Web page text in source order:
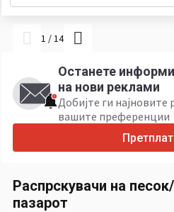
1 /14
Останете
на нови реклами
Добијте ги најновите
вашите преференции
Распрскувачи на
пазарот